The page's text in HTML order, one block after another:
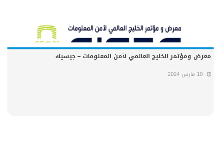
معرض ومؤتمر الخليج العالمي لأمن المعلومات – جيسيك
10 مارس 2024